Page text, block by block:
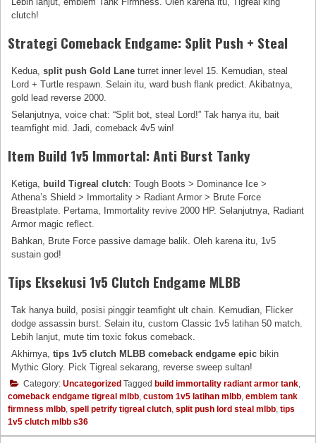
clutch!
Strategi Comeback Endgame: Split Push + Steal
Kedua,split push Gold Lane turret inner level 15. Kemudian, steal
Lord + Turtle respawn. Selain itu, ward bush flank predict. Akibatnya,
gold lead reverse 2000.
Selanjutnya, voice chat: “Split bot, steal Lord!” Tak hanya itu, bait
teamfight mid. Jadi, comeback 4v5 win!
Item Build 1v5 Immortal: Anti Burst Tanky
Ketiga, build Tigreal clutch: Tough Boots > Dominance Ice >
Athena’s Shield > Immortality > Radiant Armor > Brute Force
Breastplate. Pertama, Immortality revive 2000 HP. Selanjutnya, Radiant
Armor magic reflect.
Bahkan, Brute Force passive damage balik. Oleh karena itu, 1v5
sustain god!
Tips Eksekusi 1v5 Clutch Endgame MLBB
Tak hanya build, posisi pinggir teamfight ult chain. Kemudian, Flicker
dodge assassin burst. Selain itu, custom Classic 1v5 latihan 50 match.
Lebih lanjut, mute tim toxic fokus comeback.
Akhirnya,tips 1v5 clutch MLBB comeback endgame epic bikin
Mythic Glory. Pick Tigreal sekarang, reverse sweep sultan!
Category: Uncategorized Tagged build immortality radiant armor tank,
comeback endgame tigreal mlbb, custom 1v5 latihan mlbb, emblem tank
firmness mlbb, spell petrify tigreal clutch, split push lord steal mlbb, tips
1v5 clutch mlbb s36